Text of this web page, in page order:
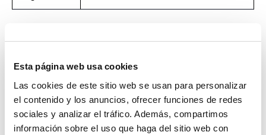
Esta página web usa cookies
Las cookies de este sitio web se usan para personalizar
el contenido y los anuncios, ofrecer funciones de redes
sociales y analizar el tráfico. Además, compartimos
información sobre el uso que haga del sitio web con
Horarios:
Viernes 30 de 16.00h a 22.00h
Entradas: